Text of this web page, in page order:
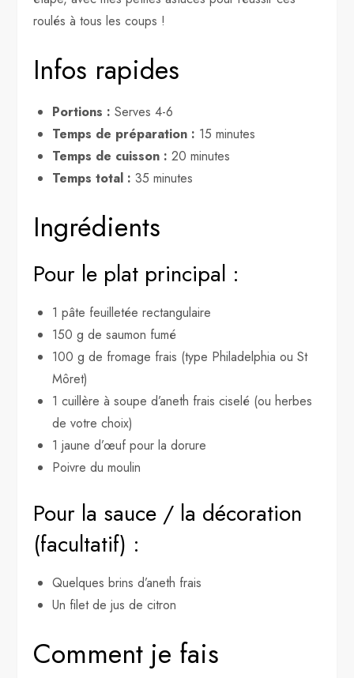
roulés à tous les coups !
Infos rapides
Portions : Serves 4-6
Temps de préparation : 15 minutes
Temps de cuisson : 20 minutes
Temps total : 35 minutes
Ingrédients
Pour le plat principal :
1 pâte feuilletée rectangulaire
150 g de saumon fumé
100 g de fromage frais (type Philadelphia ou St
Môret)
1 cuillère à soupe d’aneth frais ciselé (ou herbes
de votre choix)
1 jaune d’œuf pour la dorure
Poivre du moulin
Pour la sauce / la décoration
(facultatif) :
Quelques brins d’aneth frais
Un filet de jus de citron
Comment je fais